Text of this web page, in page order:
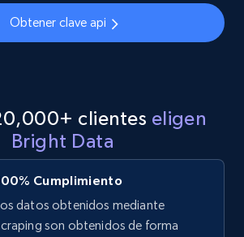
716+ Prueba gratuita
posts - Collect YouTube
Views, and more.
716+ Prueba gratuita
Obtener clave api
clientes eligen
Bright Data
Cumplimiento
datos obtenidos mediante
son obtenidos de forma